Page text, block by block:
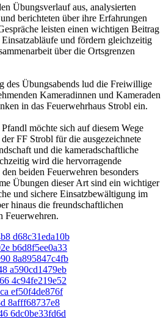
Übungsverlauf aus, analysierten
berichteten über ihre Erfahrungen
leisten einen wichtigen Beitrag
und fördern gleichzeitig
über die Ortsgrenzen
des Übungsabends lud die Freiwillige
Kameradinnen und Kameraden
in das Feuerwehrhaus Strobl ein.
möchte sich auf diesem Wege
FF Strobl für die ausgezeichnete
und die kameradschaftliche
wird die hervorragende
beiden Feuerwehren besonders
Übungen dieser Art sind ein wichtiger
und sichere Einsatzbewältigung im
hinaus die freundschaftlichen
Feuerwehren.